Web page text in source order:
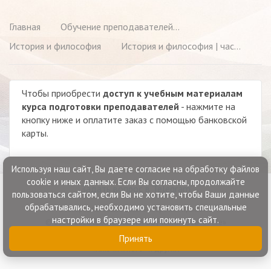
Используя наш cайт, Вы даете согласие на обработку файлов
cookie и иных данных. Если Вы согласны, продолжайте
пользоваться сайтом, если Вы не хотите, чтобы Ваши данные
обрабатывались, необходимо установить специальные
настройки в браузере или покинуть сайт.
Принять
Главная
Обучение преподавателей йоги
История и философия
История и философия | часть 3 | Бхагаватд Гита
Чтобы приобрести доступ к учебным материалам
курса подготовки преподавателей - нажмите на
кнопку ниже и оплатите заказ с помощью банковской
карты.
Задать вопрос в Telegram
Материалы защищены авторским правом.
© 2018-2026 Школа онлайн обучения «Edu for life»
Условия предоставления и продления доступа к курсам ТТС, курсу
«Ключи к йоге» и другим